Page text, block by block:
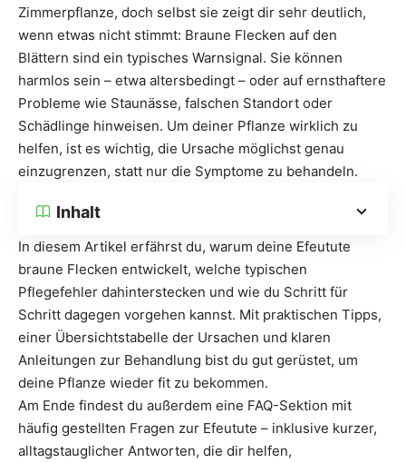
Zimmerpflanze, doch selbst sie zeigt dir sehr deutlich,
wenn etwas nicht stimmt: Braune Flecken auf den
Blättern sind ein typisches Warnsignal. Sie können
harmlos sein – etwa altersbedingt – oder auf ernsthaftere
Probleme wie Staunässe, falschen Standort oder
Schädlinge hinweisen. Um deiner Pflanze wirklich zu
helfen, ist es wichtig, die Ursache möglichst genau
einzugrenzen, statt nur die Symptome zu behandeln.
Inhalt
In diesem Artikel erfährst du, warum deine Efeutute
braune Flecken entwickelt, welche typischen
Pflegefehler dahinterstecken und wie du Schritt für
Schritt dagegen vorgehen kannst. Mit praktischen Tipps,
einer Übersichtstabelle der Ursachen und klaren
Anleitungen zur Behandlung bist du gut gerüstet, um
deine Pflanze wieder fit zu bekommen.
Am Ende findest du außerdem eine FAQ-Sektion mit
häufig gestellten Fragen zur Efeutute – inklusive kurzer,
alltagstauglicher Antworten, die dir helfen,